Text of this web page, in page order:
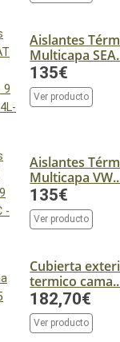
Aislantes
Multicapa
135€
Ver producto
Aislantes
Multicapa
135€
Ver producto
Cubierta
termico
182,70€
Ver producto